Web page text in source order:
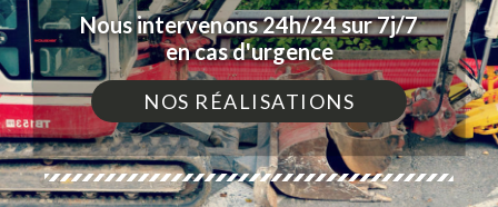
Nous intervenons 24h/24 sur 7j/7
en cas d'urgence
NOS RÉALISATIONS